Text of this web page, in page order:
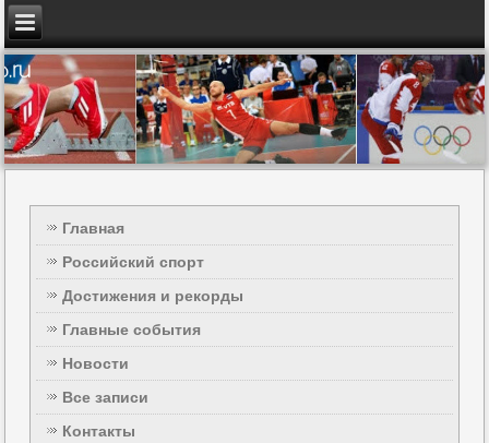
Главная
Российский спорт
Достижения и рекорды
Главные события
Новости
Все записи
Контакты